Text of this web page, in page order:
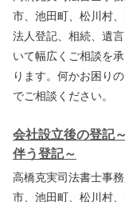
市、池田町、松川村
法人登記、相続、遺
いて幅広くご相談を
ります。何かお困り
でご相談ください。
会社設立後の登記
伴う登記～
高橋克実司法書士事務
市、池田町、松川村